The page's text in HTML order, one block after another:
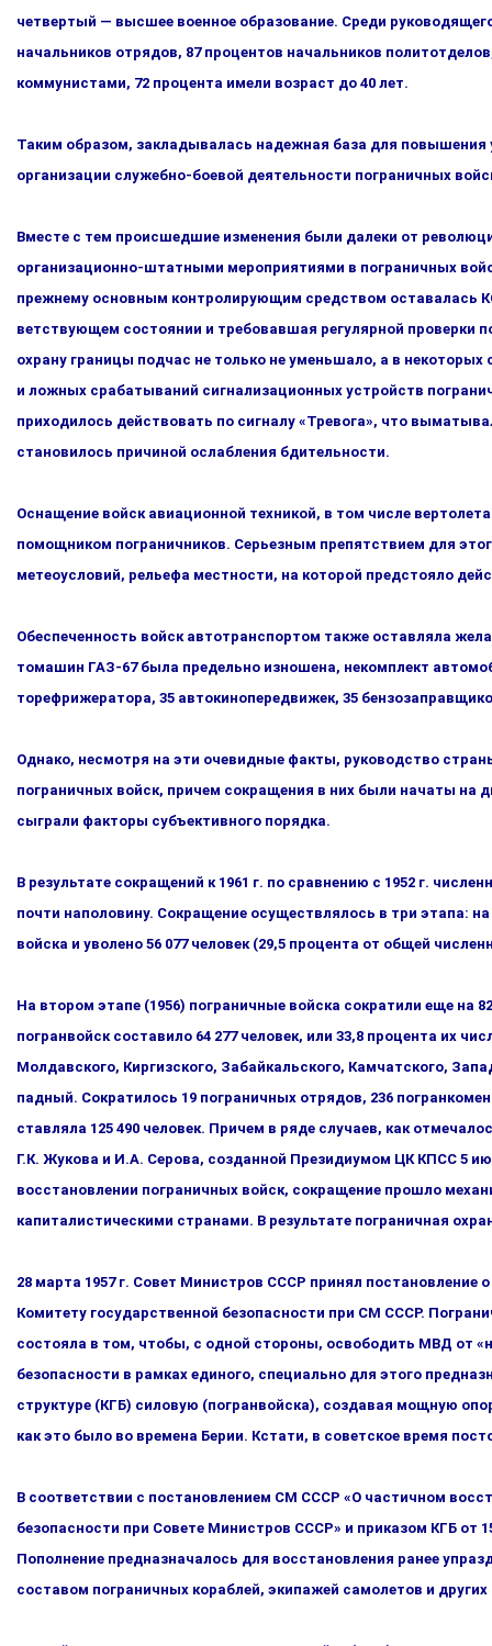
четвертый — высшее военное образование. Сре­ди
начальников отрядов, 87 процентов начальников
коммунистами, 72 процента имели возраст до 40 лет.
Таким образом, закладывалась надежная база для повышения
организации служебно-боевой деятельности пограничных
Вместе с тем происшедшие изменения были далеки от
организационно-штатными мероприятиями в пограничных
прежнему основным контролирующим средством оставалась
ветствующем состоянии и требовавшая регулярной проверки
охрану границы подчас не только не уменьшало, а в
и ложных срабатываний сигнализационных устройств
приходилось действовать по сигналу «Тревога», что
становилось причиной ослабления бдительности.
Оснащение войск авиационной техникой, в том числе
помощником пограничников. Серьезным препятствием для
метеоусловий, рельефа местности, на которой предстояло
Обеспеченность войск автотранспортом также оставляла
томашин ГАЗ-67 была предельно изношена, некомплект
торефрижератора, 35 автокинопередвижек, 35
Однако, несмотря на эти очевидные факты, руководство
пограничных войск, причем сокращения в них были на­чаты
сыграли факторы субъективного порядка.
В результате сокращений к 1961 г. по сравнению с 1952 г.
почти наполовину. Сокращение осуществлялось в три эта­па:
войска и уволено 56 077 человек (29,5 процента от об­щей
На втором этапе (1956) пограничные войска сократили еще на
погранвойск составило 64 277 человек, или 33,8 процента их
Молдавского, Киргизского, Забайкальского, Камчатского,
падный. Сократилось 19 пограничных отрядов, 236
ставляла 125 490 человек. Причем в ряде случаев, как
Г.К. Жукова и И.А. Серова, созданной Президиумом ЦК КПСС 5
восстановлении пограничных войск, сокращение прошло
капиталистическими странами. В результате пограничная
28 марта 1957 г. Совет Министров СССР принял
Комитету государственной безопасности при СМ СССР.
состояла в том, чтобы, с одной стороны, освободить МВД от
безопасности в рамках единого, специально для этого
структуре (КГБ) силовую (погранвойска), создавая мощ­ную
как это было во времена Берии. Кстати, в советс­кое время
В соответствии с постановлением СМ СССР «О частичном
безопасности при Совете Министров СССР» и приказом КГБ от
Пополнение предназначалось для восстановления ранее
составом пограничных кораблей, экипажей са­молетов и